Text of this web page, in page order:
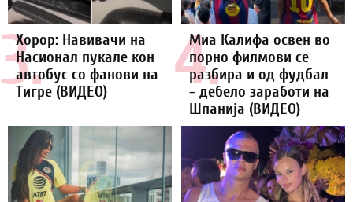
3.
Хорор: Навивачи на
Насионал пукале кон
автобус со фанови на
Тигре (ВИДЕО)
4.
Миа Калифа освен во
порно филмови се
разбира и од фудбал
- дебело заработи на
Шпанија (ВИДЕО)